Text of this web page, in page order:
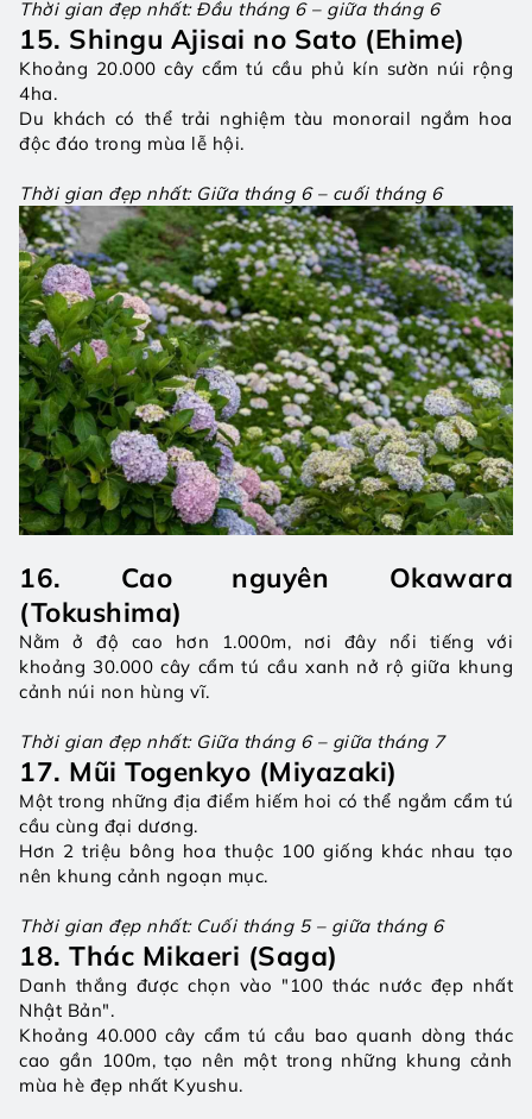
Thời gian đẹp nhất: Đầu tháng 6 – giữa tháng 6
15. Shingu Ajisai no Sato (Ehime)
Khoảng 20.000 cây cẩm tú cầu phủ kín sườn núi rộng
4ha.
Du khách có thể trải nghiệm tàu monorail ngắm hoa
độc đáo trong mùa lễ hội.
Thời gian đẹp nhất: Giữa tháng 6 – cuối tháng 6
16. Cao nguyên Okawara
(Tokushima)
Nằm ở độ cao hơn 1.000m, nơi đây nổi tiếng với
khoảng 30.000 cây cẩm tú cầu xanh nở rộ giữa khung
cảnh núi non hùng vĩ.
Thời gian đẹp nhất: Giữa tháng 6 – giữa tháng 7
17. Mũi Togenkyo (Miyazaki)
Một trong những địa điểm hiếm hoi có thể ngắm cẩm tú
cầu cùng đại dương.
Hơn 2 triệu bông hoa thuộc 100 giống khác nhau tạo
nên khung cảnh ngoạn mục.
Thời gian đẹp nhất: Cuối tháng 5 – giữa tháng 6
18. Thác Mikaeri (Saga)
Danh thắng được chọn vào "100 thác nước đẹp nhất
Nhật Bản".
Khoảng 40.000 cây cẩm tú cầu bao quanh dòng thác
cao gần 100m, tạo nên một trong những khung cảnh
mùa hè đẹp nhất Kyushu.